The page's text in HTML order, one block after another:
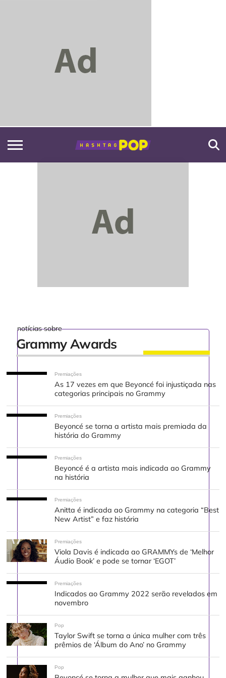
notícias sobre
Grammy Awards
Premiações
As 17 vezes em que Beyoncé foi injustiçada nas
categorias principais no Grammy
Premiações
Beyoncé se torna a artista mais premiada da
história do Grammy
Premiações
Beyoncé é a artista mais indicada ao Grammy
na história
Premiações
Anitta é indicada ao Grammy na categoria “Best
New Artist” e faz história
Premiações
Viola Davis é indicada ao GRAMMYs de ‘Melhor
Áudio Book’ e pode se tornar ‘EGOT’
Premiações
Indicados ao Grammy 2022 serão revelados em
novembro
Pop
Taylor Swift se torna a única mulher com três
prêmios de ‘Álbum do Ano’ no Grammy
Pop